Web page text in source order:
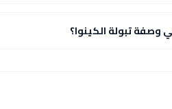
تبولة الكينوا؟